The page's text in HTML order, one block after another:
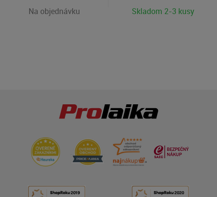
Na objednávku Skladom 2-3 kusy